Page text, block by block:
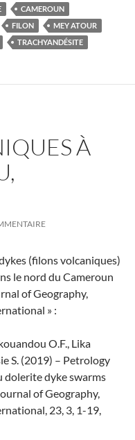
CAMEROUN
FILON
MEY ATOUR
TRACHYANDÉSITE
À
(filons volcaniques)
le nord du Cameroun
of Geography,
» :
O.F., Lika
S. (2019) – Petrology
dolerite dyke swarms
of Geography,
23, 3, 1-19,